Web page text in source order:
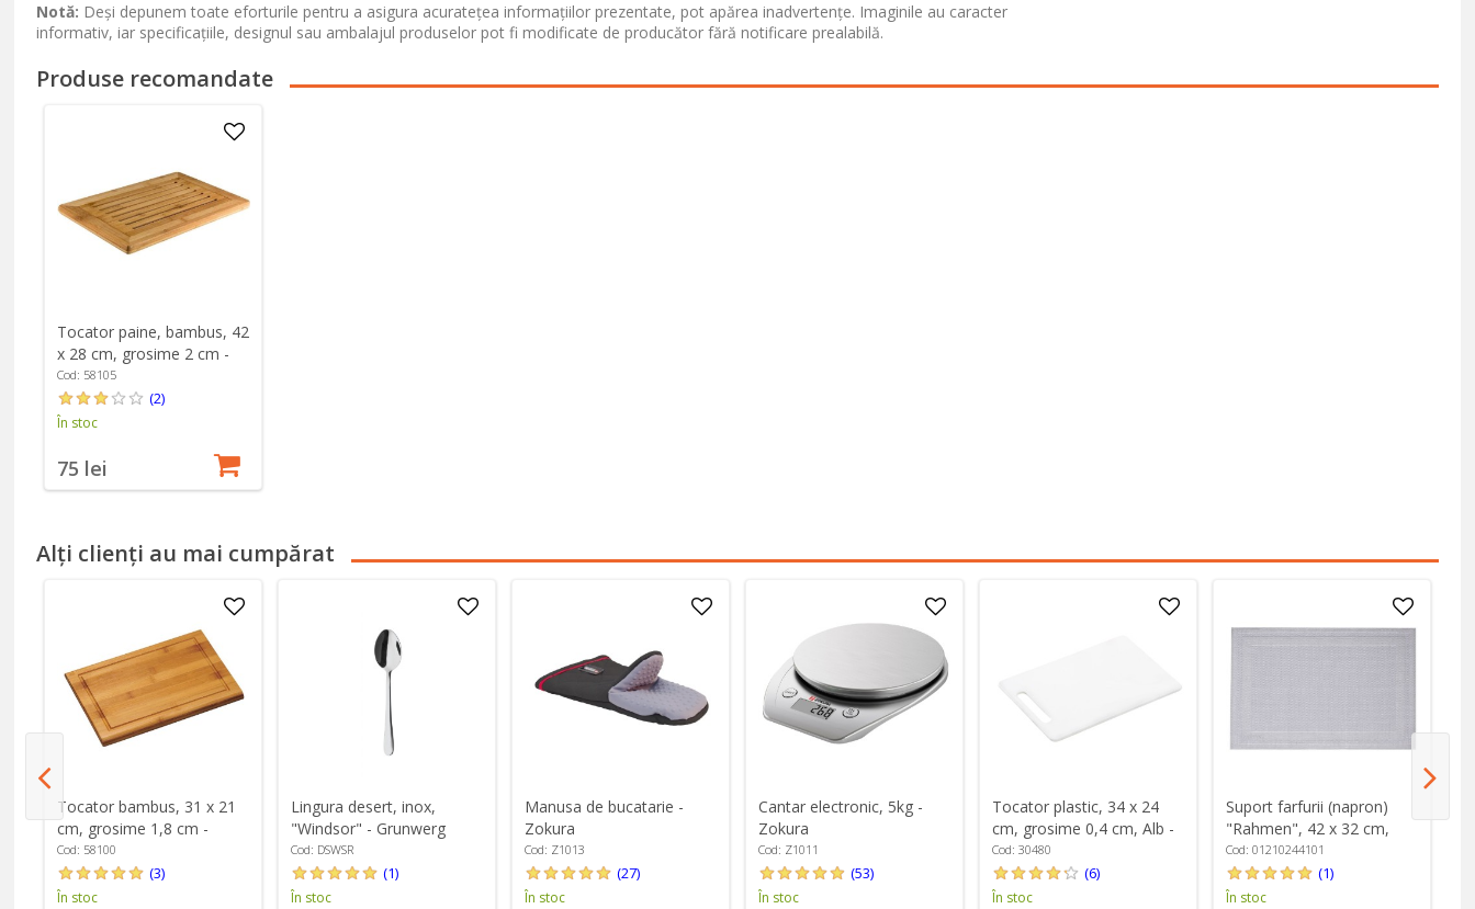
Notă: Deși depunem toate eforturile pentru a asigura acuratețea informațiilor prezentate, pot apărea inadvertențe. Imaginile au caracter
informativ, iar specificațiile, designul sau ambalajul produselor pot fi modificate de producător fără notificare prealabilă.
Produse recomandate
Tocator paine, bambus, 42
x 28 cm, grosime 2 cm -
Kesper
Cod: 58105
(2)
În stoc
75 lei
Alți clienți au mai cumpărat
Tocator bambus, 31 x 21
cm, grosime 1,8 cm -
Kesper
Cod: 58100
(3)
În stoc
Lingura desert, inox,
"Windsor" - Grunwerg
Cod: DSWSR
(1)
În stoc
Manusa de bucatarie -
Zokura
Cod: Z1013
(27)
În stoc
Cantar electronic, 5kg -
Zokura
Cod: Z1011
(53)
În stoc
Tocator plastic, 34 x 24
cm, grosime 0,4 cm, Alb -
Kesper
Cod: 30480
(6)
În stoc
Suport farfurii (napron)
"Rahmen", 42 x 32 cm,
vinil, argintiu - Saleen
Cod: 01210244101
(1)
În stoc